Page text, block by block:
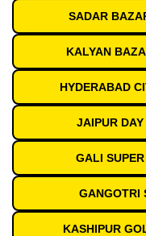
SADAR
KALYAN
HYDERABAD
JAIPUR
GALI
GANGOTRI
KASHIPUR